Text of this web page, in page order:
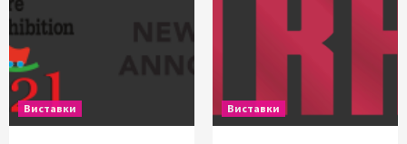
Виставки Виставки